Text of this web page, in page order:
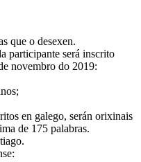
que o desexen.
participante será inscrito
novembro do 2019:
en galego, serán orixinais
de 175 palabras.